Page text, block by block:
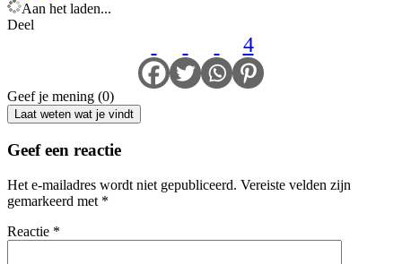
Aan het laden...
Deel
4
Geef je mening (0)
Laat weten wat je vindt
Geef een reactie
Het e-mailadres wordt niet gepubliceerd. Vereiste velden zijn
gemarkeerd met *
Reactie *